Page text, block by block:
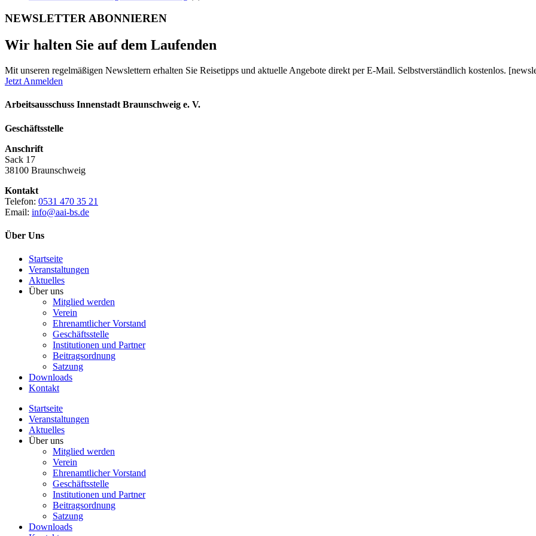
NEWSLETTER ABONNIEREN
Wir halten Sie auf dem Laufenden
Mit unseren regelmäßigen Newslettern erhalten Sie Reisetipps und aktuelle Angebote direkt per E-Mail. Selbstverständlich kostenlos.
Jetzt Anmelden
Arbeitsausschuss Innenstadt Braunschweig e. V.
Geschäftsstelle
Anschrift
Sack 17
38100 Braunschweig
Kontakt
Telefon: 0531 470 35 21
Email: info@aai-bs.de
Über Uns
Startseite
Veranstaltungen
Aktuelles
Über uns
Mitglied werden
Verein
Ehrenamtlicher Vorstand
Geschäftsstelle
Institutionen und Partner
Beitragsordnung
Satzung
Downloads
Kontakt
Startseite
Veranstaltungen
Aktuelles
Über uns
Mitglied werden
Verein
Ehrenamtlicher Vorstand
Geschäftsstelle
Institutionen und Partner
Beitragsordnung
Satzung
Downloads